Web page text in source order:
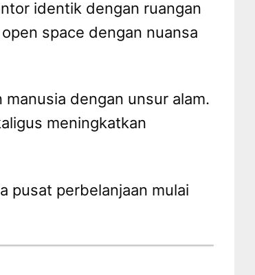
identik dengan ruangan
space dengan nuansa
dengan unsur alam.
meningkatkan
pusat perbelanjaan mulai